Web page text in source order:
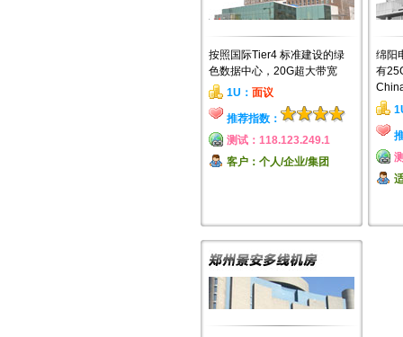
按照国际Tier4 标准建设的绿
色数据中心，20G超大带宽
1U： 面议
推荐指数：
测试：118.123.249.1
客户：个人/企业/集团
绵阳
有